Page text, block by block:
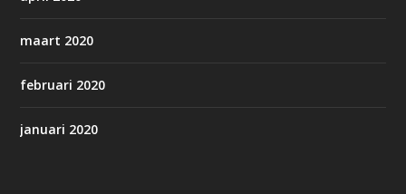
maart 2020
februari 2020
januari 2020